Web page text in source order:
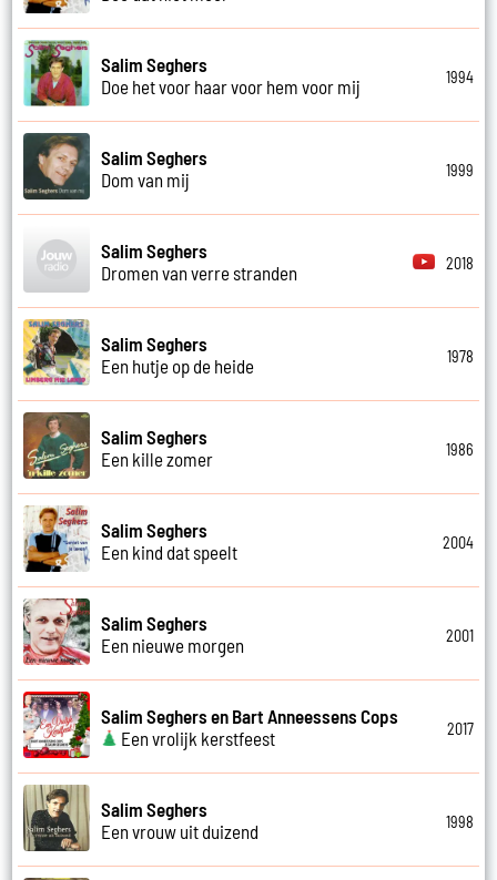
Salim Seghers
Doe het voor haar voor hem voor mij
1994
Salim Seghers
Dom van mij
1999
Salim Seghers
Dromen van verre stranden
2018
Salim Seghers
Een hutje op de heide
1978
Salim Seghers
Een kille zomer
1986
Salim Seghers
Een kind dat speelt
2004
Salim Seghers
Een nieuwe morgen
2001
Salim Seghers en Bart Anneessens Cops
Een vrolijk kerstfeest
2017
Salim Seghers
Een vrouw uit duizend
1998